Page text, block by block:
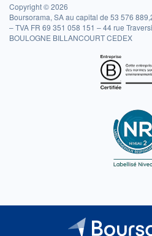
Copyright © 2026
Boursorama, SA au capital de 53 576
– TVA FR 69 351 058 151 – 44 rue
BOULOGNE BILLANCOURT CEDEX